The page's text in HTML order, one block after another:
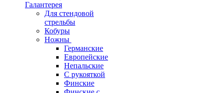
Галантерея
Для стендовой
стрельбы
Кобуры
Ножны
Германские
Европейские
Непальские
С рукояткой
Финские